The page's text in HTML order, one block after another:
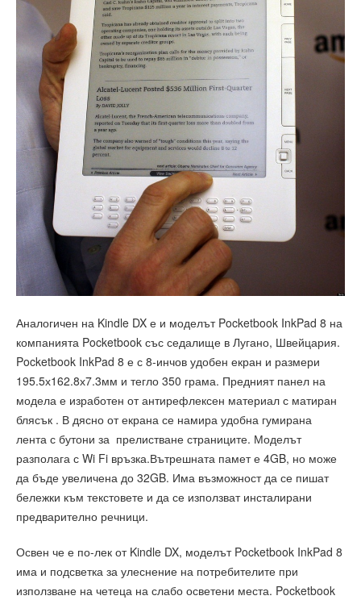
Аналогичен на Kindle DX е и моделът Pocketbook InkPad 8 на
компанията Pocketbook със седалище в Лугано, Швейцария.
Pocketbook InkPad 8 е с 8-инчов удобен екран и размери
195.5х162.8х7.3мм и тегло 350 грама. Предният панел на
модела е изработен от антирефлексен материал с матиран
блясък . В дясно от екрана се намира удобна гумирана
лента с бутони за прелистване страниците. Моделът
разполага с Wi Fi връзка.Вътрешната памет е 4GB, но може
да бъде увеличена до 32GB. Има възможност да се пишат
бележки към текстовете и да се използват инсталирани
предварително речници.
Освен че е по-лек от Kindle DX, моделът Pocketbook InkPad 8
има и подсветка за улеснение на потребителите при
използване на четеца на слабо осветени места. Pocketbook